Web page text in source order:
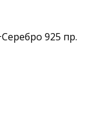
925 пр.